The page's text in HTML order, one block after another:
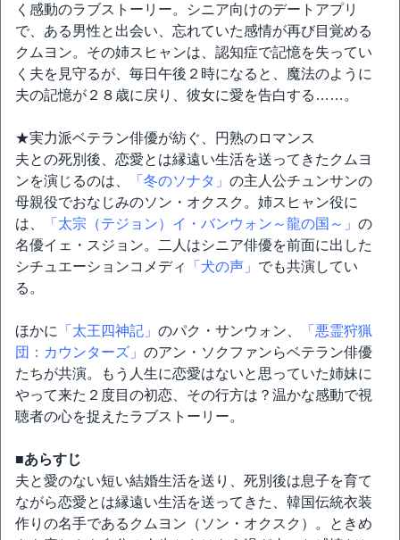
く感動のラブストーリー。シニア向けのデートアプリ
で、ある男性と出会い、忘れていた感情が再び目覚める
クムヨン。その姉スヒャンは、認知症で記憶を失ってい
く夫を見守るが、毎日午後２時になると、魔法のように
夫の記憶が２８歳に戻り、彼女に愛を告白する……。
★実力派ベテラン俳優が紡ぐ、円熟のロマンス
夫との死別後、恋愛とは縁遠い生活を送ってきたクムヨ
ンを演じるのは、
「冬のソナタ」 の主人公チュンサンの
母親役でおなじみのソン・オクスク。姉スヒャン役に
は、
「太宗（テジョン）イ・バンウォン～龍の国～」 の
名優イェ・スジョン。二人はシニア俳優を前面に出した
シチュエーションコメディ
「犬の声」 でも共演してい
る。
ほかに 「太王四神記」 のパク・サンウォン、
「悪霊狩猟
団：カウンターズ」 のアン・ソクファンらベテラン俳優
たちが共演。もう人生に恋愛はないと思っていた姉妹に
やって来た２度目の初恋、その行方は？温かな感動で視
聴者の心を捉えたラブストーリー。
■あらすじ
夫と愛のない短い結婚生活を送り、死別後は息子を育て
ながら恋愛とは縁遠い生活を送ってきた、韓国伝統衣装
作りの名手であるクムヨン（ソン・オクスク）。ときめ